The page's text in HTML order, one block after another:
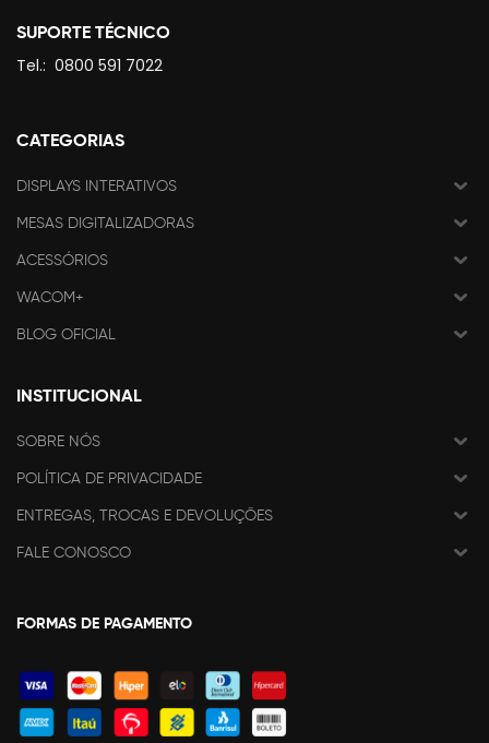
SUPORTE TÉCNICO
Tel.: 0800 591 7022
CATEGORIAS
DISPLAYS INTERATIVOS
MESAS DIGITALIZADORAS
ACESSÓRIOS
WACOM+
BLOG OFICIAL
INSTITUCIONAL
SOBRE NÓS
POLÍTICA DE PRIVACIDADE
ENTREGAS, TROCAS E DEVOLUÇÕES
FALE CONOSCO
FORMAS DE PAGAMENTO